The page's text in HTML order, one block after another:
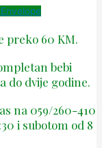
Envelope
preko 60 KM.
bebi
do dvije godine.
na 059/260-410
i subotom od 8